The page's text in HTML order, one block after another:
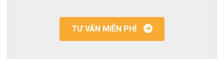
TƯ VẤN MIỄN PHÍ